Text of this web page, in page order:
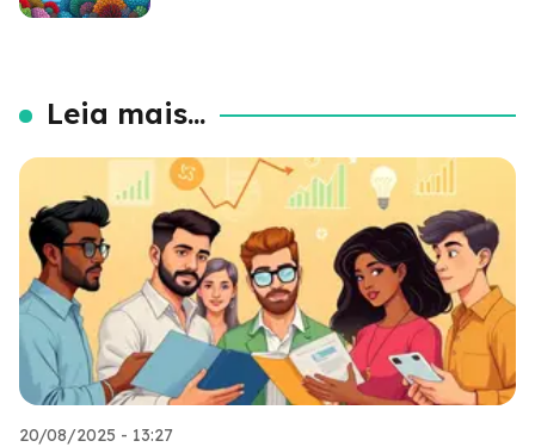
Leia mais...
20/08/2025 - 13:27